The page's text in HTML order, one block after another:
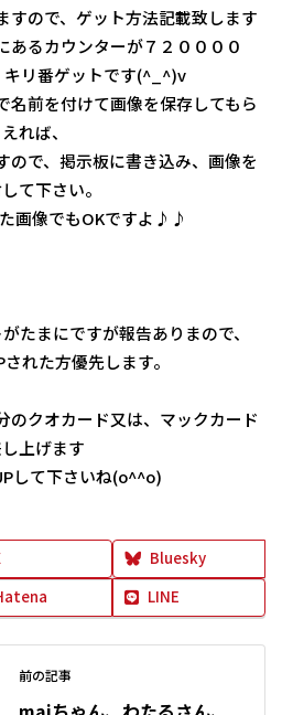
すので、ゲット方法記載致します
あるカウンターが７２００００
キリ番ゲットです(^_^)v
名前を付けて画像を保存してもら
えれば、
ので、掲示板に書き込み、画像を
て下さい。
画像でもOKですよ♪♪
たまにですが報告ありまので、
れた方優先します。
のクオカード又は、マックカード
上げます
して下さいね(o^^o)
Bluesky
LINE
前の記事